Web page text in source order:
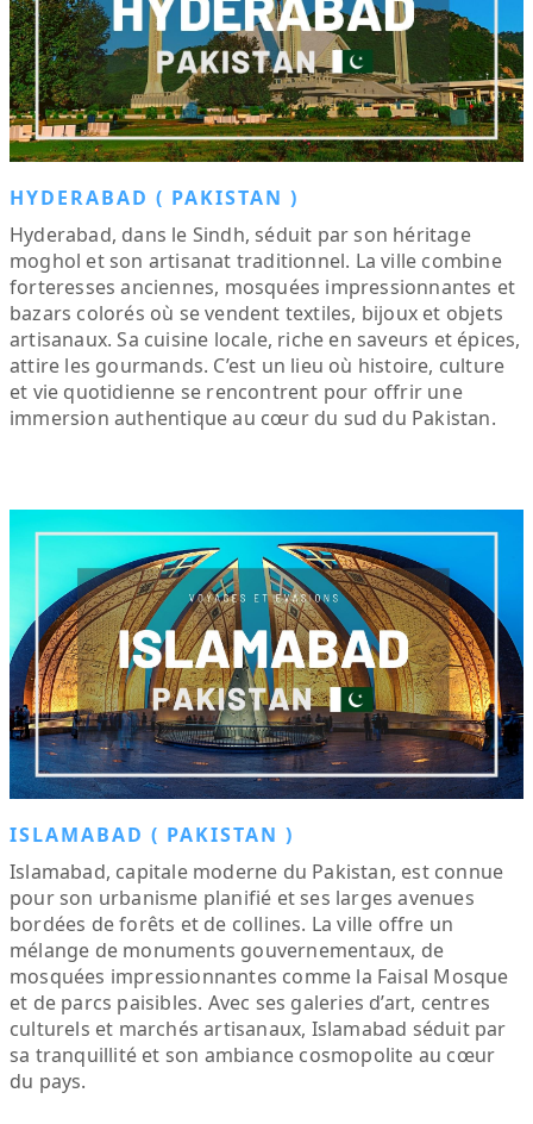
HYDERABAD ( PAKISTAN )
Hyderabad, dans le Sindh, séduit par son héritage
moghol et son artisanat traditionnel. La ville combine
forteresses anciennes, mosquées impressionnantes et
bazars colorés où se vendent textiles, bijoux et objets
artisanaux. Sa cuisine locale, riche en saveurs et épices,
attire les gourmands. C’est un lieu où histoire, culture
et vie quotidienne se rencontrent pour offrir une
immersion authentique au cœur du sud du Pakistan.
ISLAMABAD ( PAKISTAN )
Islamabad, capitale moderne du Pakistan, est connue
pour son urbanisme planifié et ses larges avenues
bordées de forêts et de collines. La ville offre un
mélange de monuments gouvernementaux, de
mosquées impressionnantes comme la Faisal Mosque
et de parcs paisibles. Avec ses galeries d’art, centres
culturels et marchés artisanaux, Islamabad séduit par
sa tranquillité et son ambiance cosmopolite au cœur
du pays.